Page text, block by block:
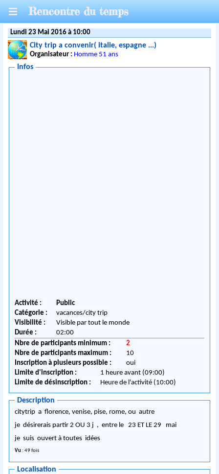
Rencontre du temps
Lundi 23 Mai 2016 à 10:00
City trip a convenir( italie, espagne ...)
Organisateur : Homme 51 ans
Infos
Activité :
Public
Catégorie :
vacances/city trip
Visibilité :
Visible par tout le monde
Durée :
02:00
Nbre de participants minimum :
2
Nbre de participants maximum :
10
Inscription à plusieurs possible :
oui
Limite d'inscription :
1 heure avant (09:00)
Limite de désinscription :
Heure de l'activité (10:00)
Description
citytrip a florence, venise, pise, rome, ou autre
je désirerais partir 2 OU 3 j , entre le 23 ET LE 29 mai
je suis ouvert à toutes idées
Vu : 49 fois
Localisation